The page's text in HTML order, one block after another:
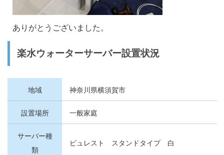
ありがとうございました。
楽水ウォーターサーバー設置状況
地域 神奈川県横須賀市
設置場所 一般家庭
サーバー種
類
ピュレスト スタンドタイプ 白